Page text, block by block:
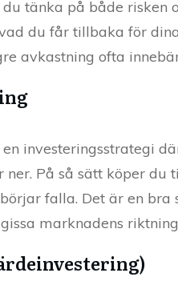
tänka på både risken
du får tillbaka för
avkastning ofta
investeringsstrategi
ner. På så sätt köper
falla. Det är en
marknadens